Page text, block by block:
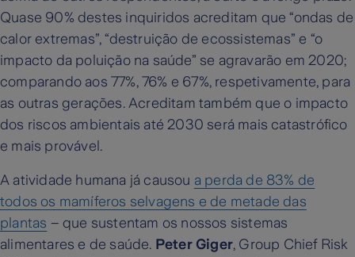
Quase 90% destes inquiridos acreditam que “ondas de
calor extremas”, “destruição de ecossistemas” e “o
impacto da poluição na saúde” se agravarão em 2020;
comparando aos 77%, 76% e 67%, respetivamente, para
as outras gerações. Acreditam também que o impacto
dos riscos ambientais até 2030 será mais catastrófico
e mais provável.
A atividade humana já causou a perda de 83% de
todos os mamíferos selvagens e de metade das
plantas – que sustentam os nossos sistemas
alimentares e de saúde. Peter Giger, Group Chief Risk